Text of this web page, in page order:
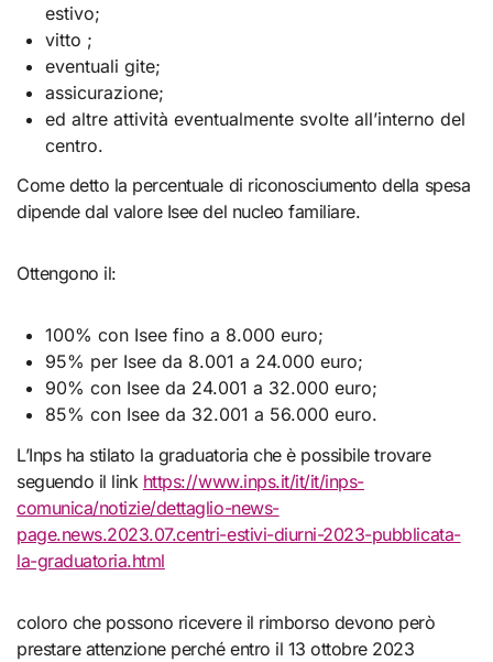
estivo;
vitto ;
eventuali gite;
assicurazione;
ed altre attività eventualmente svolte all’interno del
centro.
Come detto la percentuale di riconosciumento della spesa
dipende dal valore Isee del nucleo familiare.
Ottengono il:
100% con Isee fino a 8.000 euro;
95% per Isee da 8.001 a 24.000 euro;
90% con Isee da 24.001 a 32.000 euro;
85% con Isee da 32.001 a 56.000 euro.
L’Inps ha stilato la graduatoria che è possibile trovare
seguendo il link https://www.inps.it/it/it/inps-
comunica/notizie/dettaglio-news-
page.news.2023.07.centri-estivi-diurni-2023-pubblicata-
la-graduatoria.html
coloro che possono ricevere il rimborso devono però
prestare attenzione perché entro il 13 ottobre 2023